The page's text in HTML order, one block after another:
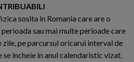
sosita in Romania care are o
sau mai multe perioade care
zile, pe parcursul oricarui interval de
se incheie in anul calendaristic vizat.